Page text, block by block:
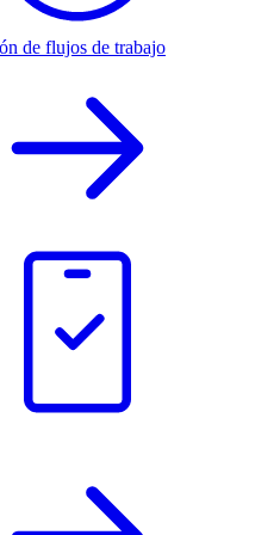
de flujos de trabajo